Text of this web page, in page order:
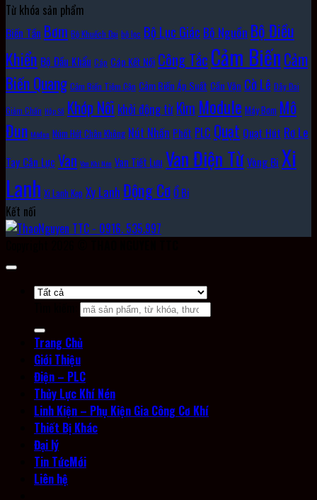
Từ khóa sản phẩm
Biến Tần Bơm Bộ Khuếch Đại bộ lọc Bộ Lục Giác Bộ Nguồn Bộ Điều
Khiển Bộ Đầu Khẩu Cáp Cáp Kết Nối Công TắcCảm BiếnCảm
Biến Quang Cảm Biến Tiệm Cận Cảm Biến Áp Suất Cần Vặn Cờ Lê Dây Đai
Giảm Chấn Hộp Số Khớp Nối khởi động từ Kìm Module Máy Bơm Mô
Đun Môđun Núm Hút Chân Không Nút Nhấn Phốt PLC Quạt Quạt Hút Rơ Le
Tay Cân Lực Van Van Khí Nén Van Tiết Lưu Van Điện TừVòng Bi Xi
Lanh Xi Lanh Kẹp Xy LanhĐộng CơỔ Bi
Kết nối
Trang Chủ
Giới Thiệu
Điện – PLC
Thủy Lực Khí Nén
Linh Kiện – Phụ Kiện Gia Công Cơ Khí
Thiết Bị Khác
Đại lý
Tin Tức
Liên hệ